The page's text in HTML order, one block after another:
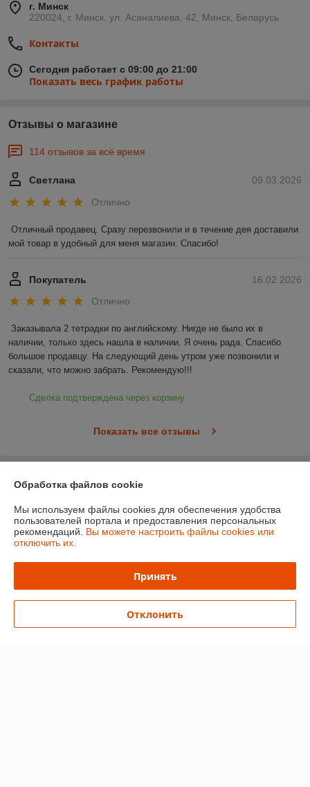
г. Минск
220024, г. Минск, ул. Асаналиева, 42, Минск, Беларусь
Контакты
Сегодня работает с 09:00 до 21:00
Показать весь график работы
Отзывы о магазине
114 отзывов за всё время
09.03.2026
Светлана
Отлично
Отличный продавец. Сразу перезвонили и в течение дея доставили
мой товар в удобный для меня магазин. Спасибо!
16.02.2026
Покупатель
Отлично
Заказывала 2 тетрадки по английскому. Нигде не было их в
наличии, только здесь нашла в наличии. Я очень рада. Спасибо
большое продавцу. На следующий день утром уже позвонили и
сказали, что можно забрать. Рекомендую!!!
Сделка подтверждена через корзину
Показать все отзывы
Контакты
Доставка и оплата
Обработка файлов cookie
Мы используем файлы cookies для обеспечения удобства
пользователей портала и предоставления персональных
рекомендаций. Вы можете настроить файлы cookies или
отключить их.
Принять
Отклонить